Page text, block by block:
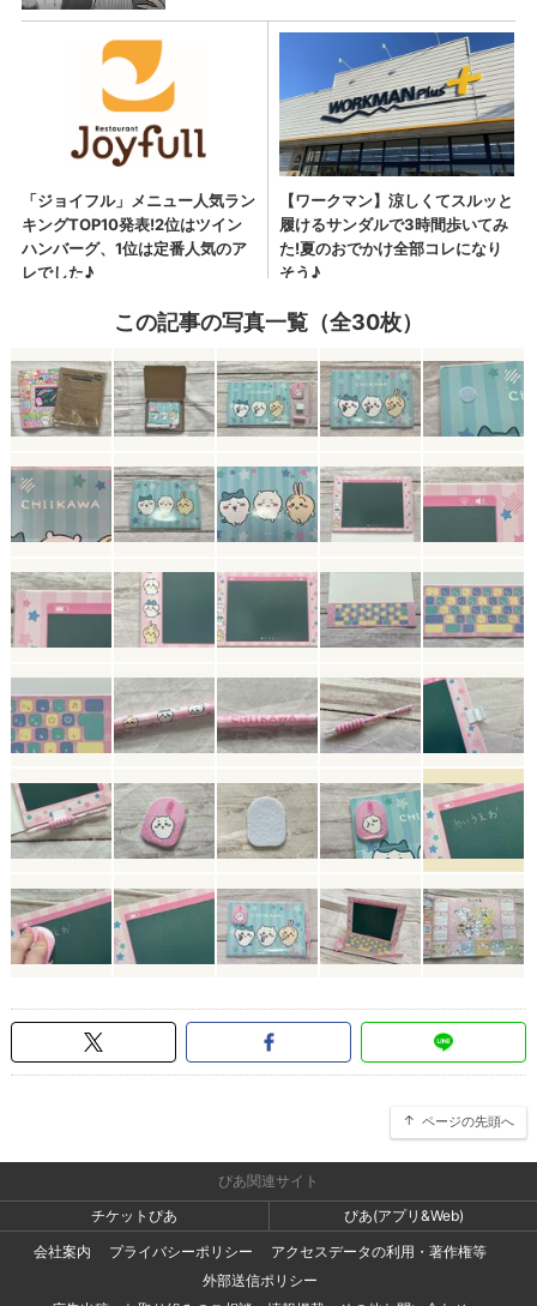
この記事の写真一覧（全30枚）
ページの先頭へ
ぴあ関連サイト
チケットぴあ
ぴあ(アプリ&Web)
会社案内
プライバシーポリシー
アクセスデータの利用・著作権等
外部送信ポリシー